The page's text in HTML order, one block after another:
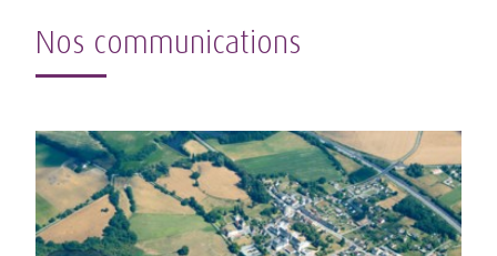
Nos communications